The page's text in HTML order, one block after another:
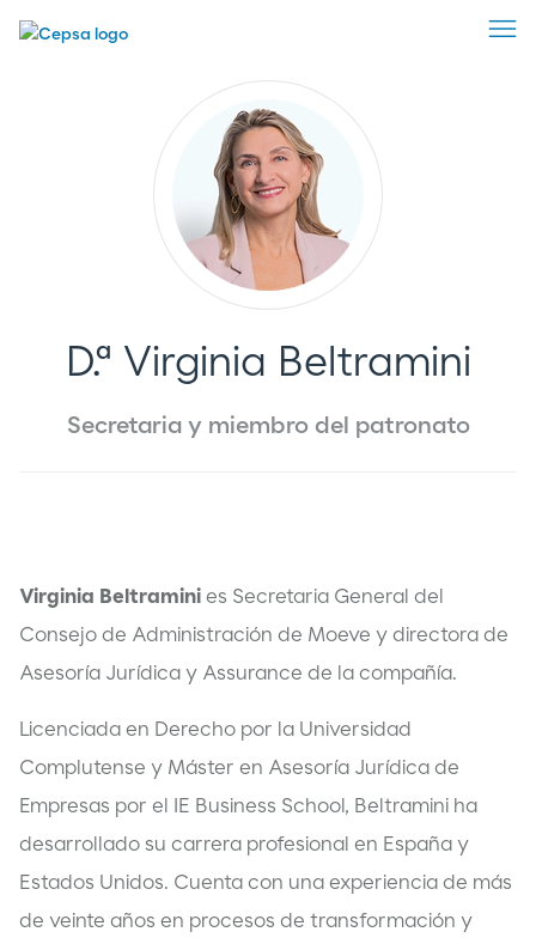
D.ª Virginia Beltramini
Secretaria y miembro del patronato
Virginia Beltramini es Secretaria General del
Consejo de Administración de Moeve y directora de
Asesoría Jurídica y Assurance de la compañía.
Licenciada en Derecho por la Universidad
Complutense y Máster en Asesoría Jurídica de
Empresas por el IE Business School, Beltramini ha
desarrollado su carrera profesional en España y
Estados Unidos. Cuenta con una experiencia de más
de veinte años en procesos de transformación y